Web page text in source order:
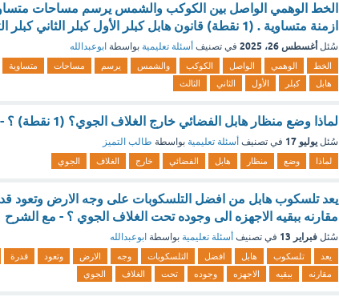
الخط الوهمي الواصل بين الكوكب والشمس يرسم مساحات
ازمنة متساوية . (1 نقطة) قانون هابل كبلر الأول كبلر الثاني كبلر الثالث [تم الحل]
سُئل أغسطس 26، 2025 في تصنيف أسئلة تعليمية بواسطة ابوعبدالله
الخط الوهمي الواصل الكوكب والشمس يرسم مساحات متساوية
هابل
كبلر الأول الثاني الثالث
لماذا وضع منظار هابل الفضائي خارج الغلاف الجوي؟ (1 نقطة) ؟ - مع الشرح
سُئل يوليو 17 في تصنيف أسئلة تعليمية بواسطة طالب التميز
لماذا وضع منظار هابل الفضائي خارج الغلاف الجوي
يعد تلسكوب هابل من افضل التلسكوبات على وجه الارض وتعود
مقارنه ببقيه الاجهزه الى وجوده تحت الغلاف الجوي ؟ - مع الشرح
سُئل فبراير 13 في تصنيف أسئلة تعليمية بواسطة ابوعبدالله
يعد تلسكوب هابل افضل التلسكوبات وجه الارض وتعود قدرة
مقارنه
ببقيه الاجهزه وجوده تحت الغلاف الجوي